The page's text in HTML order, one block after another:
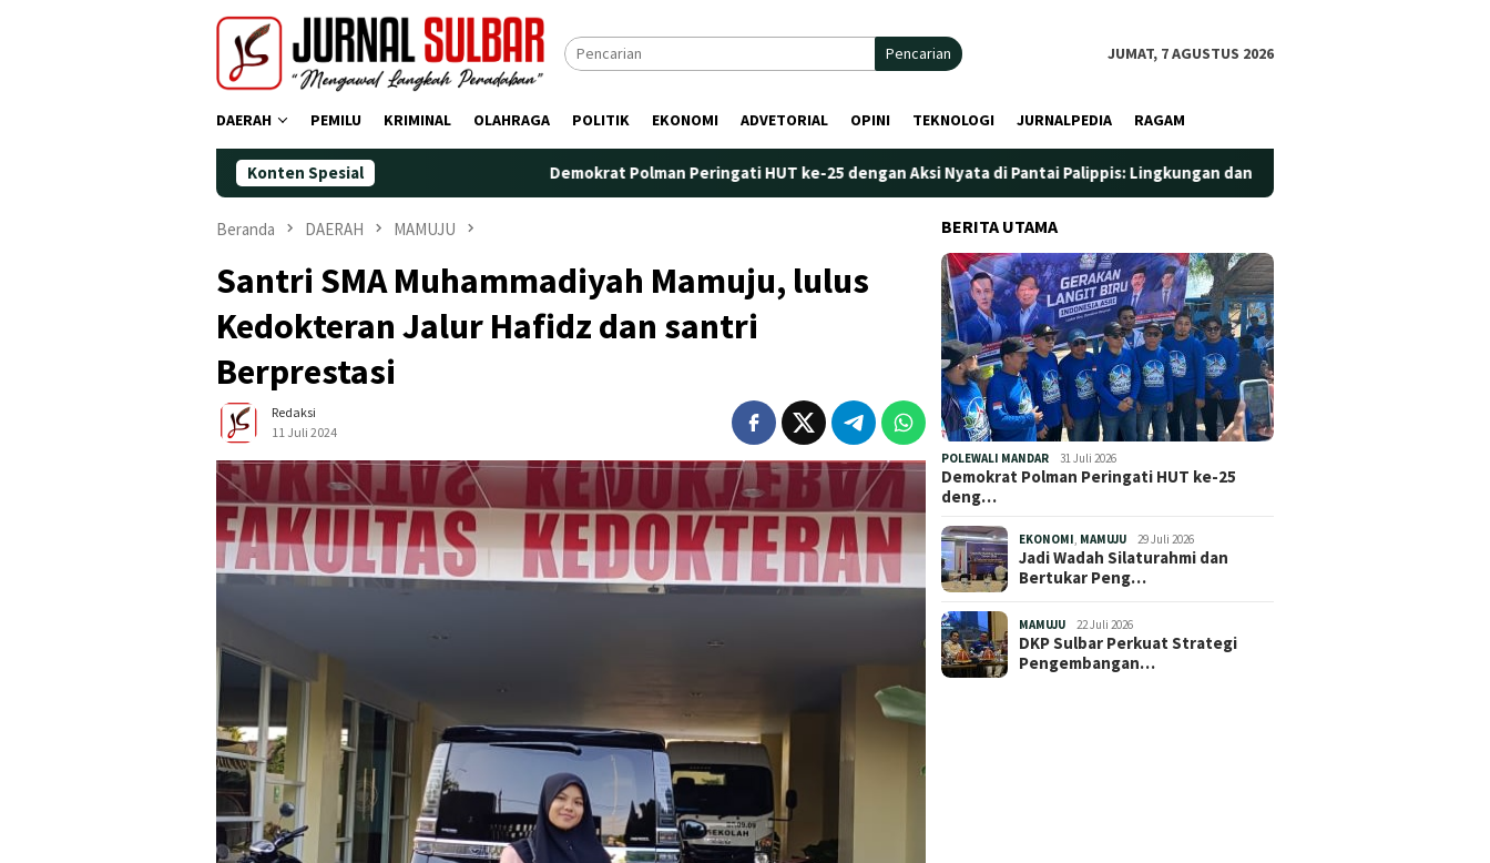
Pencarian JUMAT, 7 AGUSTUS 2026
DAERAH PEMILU KRIMINAL OLAHRAGA POLITIK EKONOMI ADVETORIAL OPINI TEKNOLOGI JURNALPEDIA RAGAM
Konten Spesial Demokrat Polman Peringati HUT ke-25 dengan Aksi Nyata di Pantai Palippis: Lingkungan dan Kesehatan Jadi Prioritas
Beranda DAERAH MAMUJU
Santri SMA Muhammadiyah Mamuju, lulus
Kedokteran Jalur Hafidz dan santri
Berprestasi
Redaksi
11 Juli 2024
BERITA UTAMA
POLEWALI MANDAR 31 Juli 2026
Demokrat Polman Peringati HUT ke-25
deng…
EKONOMI MAMUJU 29 Juli 2026
Jadi Wadah Silaturahmi dan
Bertukar Peng…
MAMUJU 22 Juli 2026
DKP Sulbar Perkuat Strategi
Pengembangan…